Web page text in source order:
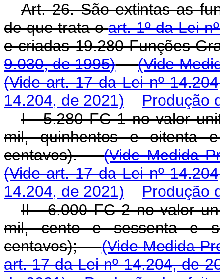
Art. 26. São extintas as
de que trata oart. 1º da Lei
e criadas 19.280 Funções
9.030, de 1995)
(Vide
(Vide art. 17 da Lei nº
14.204, de 2021)
Produção
I - 5.280 FG-1 no valor
mil, quinhentos e oitenta
centavos).(Vide Medida
(Vide art. 17 da Lei nº
14.204, de 2021)
Produção
II - 6.000 FG-2 no valor
mil, cento e sessenta e
centavos);(Vide Medida
art. 17 da Lei nº 14.204, de